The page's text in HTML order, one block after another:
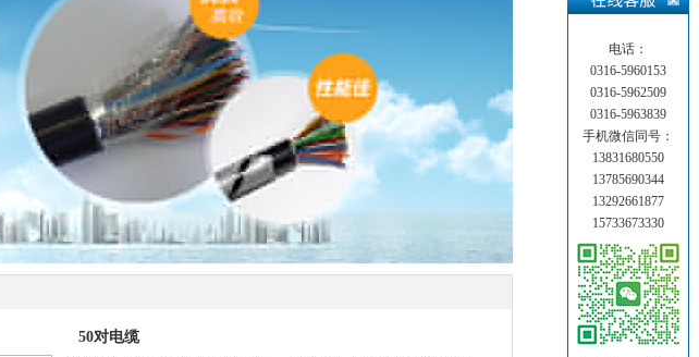
50对电缆
电话：
0316-5960153
0316-5962509
0316-5963839
手机微信同号：
13831680550
13785690344
13292661877
15733673330